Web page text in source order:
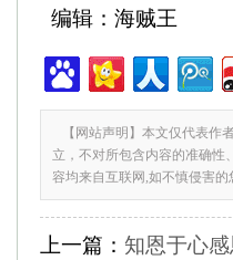
编辑：海贼王
【网站声明】本文仅代表作
立，不对所包含内容的准确性
容均来自互联网,如不慎侵害的
上一篇： 知恩于心